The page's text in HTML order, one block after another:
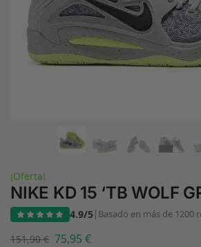
¡Oferta!
NIKE KD 15 ‘TB WOLF
4.9/5| Basado en más de 1200
151,90€ 75,95 €